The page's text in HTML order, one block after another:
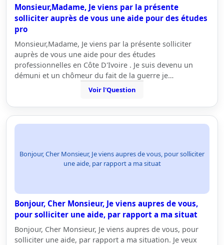
Monsieur,Madame, Je viens par la présente
solliciter auprès de vous une aide pour des études
pro
Monsieur,Madame, Je viens par la présente solliciter
auprès de vous une aide pour des études
professionnelles en Côte D'Ivoire . Je suis devenu un
démuni et un chômeur du fait de la guerre je…
Voir l'Question
Bonjour, Cher Monsieur, Je viens aupres de vous, pour solliciter
une aide, par rapport a ma situat
Bonjour, Cher Monsieur, Je viens aupres de vous,
pour solliciter une aide, par rapport a ma situat
Bonjour, Cher Monsieur, Je viens aupres de vous, pour
solliciter une aide, par rapport a ma situation. Je veux